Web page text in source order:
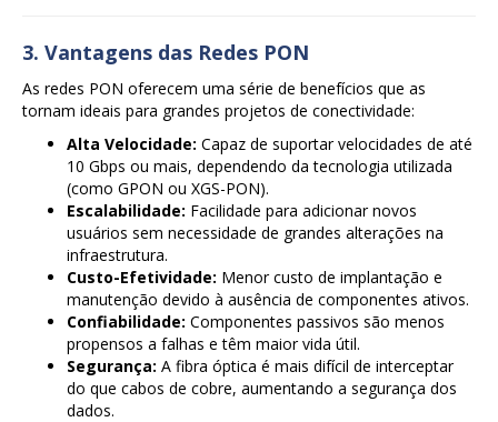
3. Vantagens das Redes PON
As redes PON oferecem uma série de benefícios que as
tornam ideais para grandes projetos de conectividade:
Alta Velocidade: Capaz de suportar velocidades de até
10 Gbps ou mais, dependendo da tecnologia utilizada
(como GPON ou XGS-PON).
Escalabilidade: Facilidade para adicionar novos
usuários sem necessidade de grandes alterações na
infraestrutura.
Custo-Efetividade: Menor custo de implantação e
manutenção devido à ausência de componentes ativos.
Confiabilidade: Componentes passivos são menos
propensos a falhas e têm maior vida útil.
Segurança: A fibra óptica é mais difícil de interceptar
do que cabos de cobre, aumentando a segurança dos
dados.